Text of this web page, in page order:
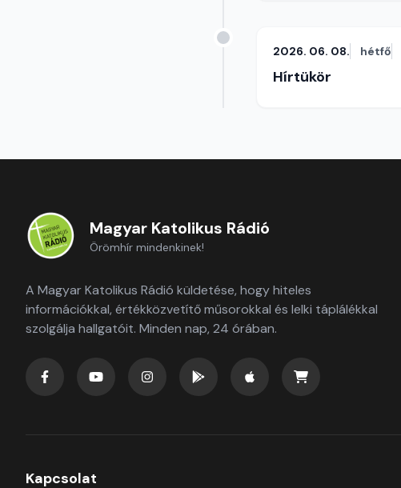
2026. 06. 08. hétfő
Hírtükör
Magyar Katolikus Rádió
Örömhír mindenkinek!
A Magyar Katolikus Rádió küldetése, hogy hiteles
információkkal, értékközvetítő műsorokkal és lelki táplálékkal
szolgálja hallgatóit. Minden nap, 24 órában.
Kapcsolat